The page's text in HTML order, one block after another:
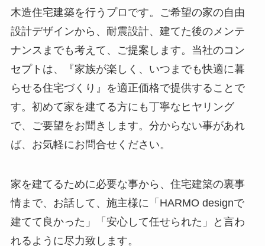
木造住宅建築を行うプロです。ご希望の家の自由
設計デザインから、耐震設計、建てた後のメンテ
ナンスまでも考えて、ご提案します。当社のコン
セプトは、『家族が楽しく、いつまでも快適に暮
らせる住宅づくり』を適正価格で提供することで
す。初めて家を建てる方にも丁寧なヒヤリング
で、ご要望をお聞きします。分からない事があれ
ば、お気軽にお問合せください。
家を建てるために必要な事から、住宅建築の裏事
情まで、お話して、施主様に「HARMO designで
建てて良かった」「安心して任せられた」と言わ
れるように尽力致します。